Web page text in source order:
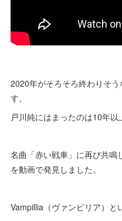
2020年がそろそろ終わりそ
す。
戸川純にはまったのは10年以
名曲「赤い戦車」に再び共鳴
を動画で発見しました。
Vampillia（ヴァンピリア）と